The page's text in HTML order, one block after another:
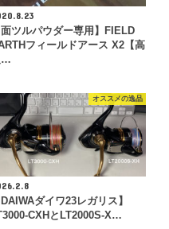
面ツルパウダー専用】FIELD
フィールドアース X2【高
…
オススメの逸品
DAIWAダイワ23レガリス】
CXHとLT2000S-X…